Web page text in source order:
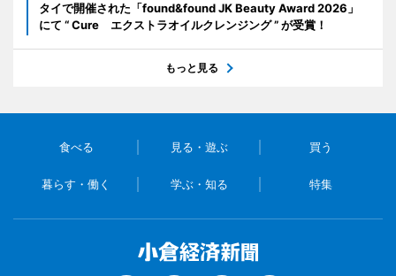
タイで開催された「found&found JK Beauty Award 2026」
にて “ Cure エクストラオイルクレンジング ” が受賞！
もっと見る
食べる 見る・遊ぶ 買う
暮らす・働く 学ぶ・知る 特集